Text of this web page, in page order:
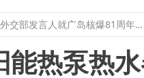
能热泵热